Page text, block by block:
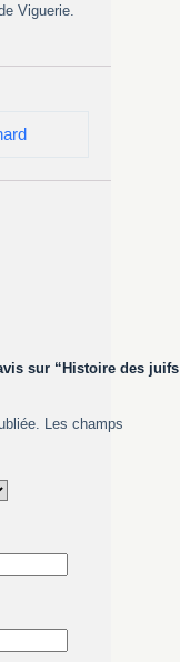
Viguerie.
sur “Histoire des juifs
Les champs